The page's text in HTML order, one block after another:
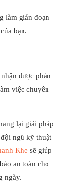
làm gián đoạn
bạn.
được phản
việc chuyên
lại giải pháp
ngũ kỹ thuật
Khe sẽ giúp
an toàn cho
ngày.